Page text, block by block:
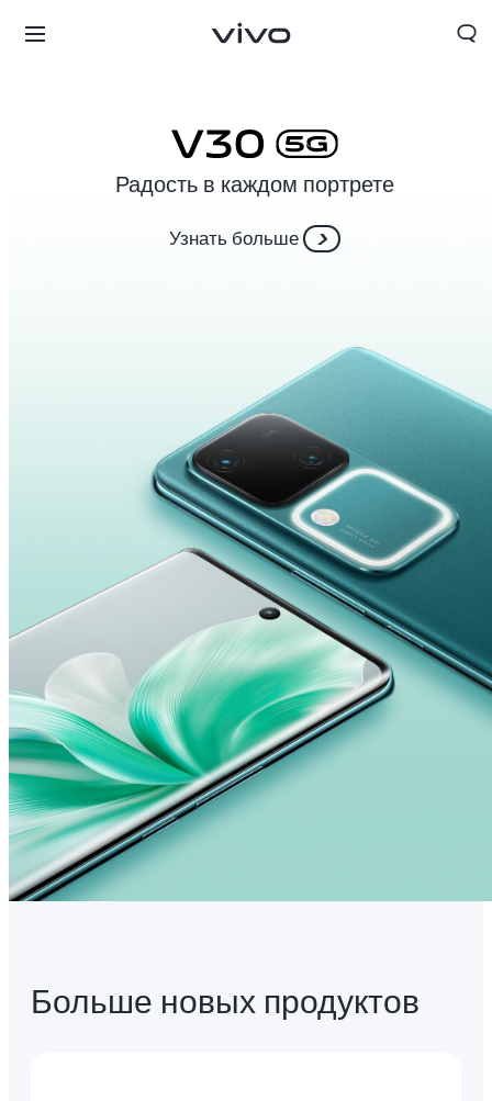
Tajikistan | Выберите страну/регион
Радость в каждом портрете
Узнать больше
Больше новых продуктов